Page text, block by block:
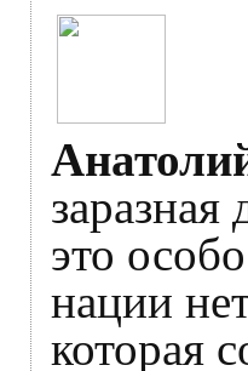
это
нации
которая